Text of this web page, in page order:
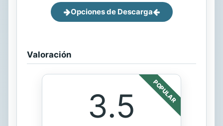
Opciones de Descarga
Valoración
POPULAR
3.5